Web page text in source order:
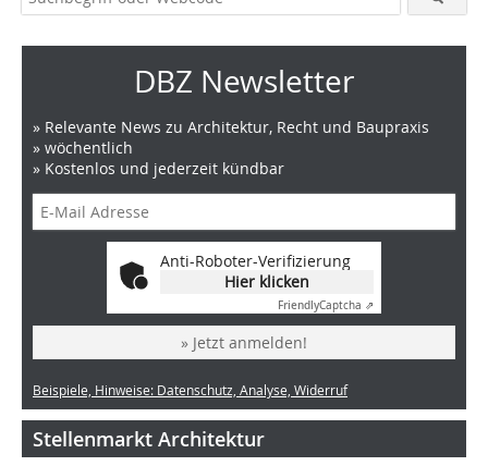
DBZ Newsletter
» Relevante News zu Architektur, Recht und Baupraxis
» wöchentlich
» Kostenlos und jederzeit kündbar
Anti-Roboter-Verifizierung
Hier klicken
FriendlyCaptcha ⇗
» Jetzt anmelden!
Beispiele, Hinweise: Datenschutz, Analyse, Widerruf
Stellenmarkt Architektur